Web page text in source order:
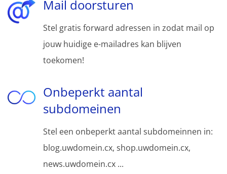
Mail doorsturen
Stel gratis forward adressen in zodat mail op
jouw huidige e-mailadres kan blijven
toekomen!
Onbeperkt aantal
subdomeinen
Stel een onbeperkt aantal subdomeinnen in:
blog.uwdomein.cx, shop.uwdomein.cx,
news.uwdomein.cx ...